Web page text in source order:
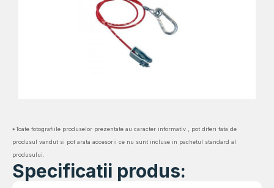
*Toate fotografiile produselor prezentate au caracter informativ , pot diferi fata de
produsul vandut si pot arata accesorii ce nu sunt incluse in pachetul standard al
produsului.
Specificatii produs: